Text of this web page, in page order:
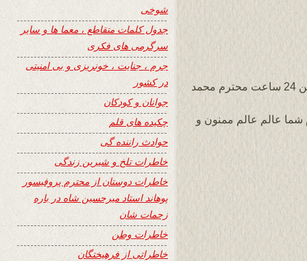
دورد به استاد بزرگوار رهبر خردمند سایت وزین 24 ساعت محترم محمد
شما عالم عالم ممنون و
شوخی
جدول کلمات متقاطع ، معما ها و سایر
سرگرمی های فکری
جرم ، جنایت ، خونریزی و بی امنیتی
در کشور
جوانان و کودکان
چکیده های قلم
حوادث راننده گی
خاطرات تلخ و شیرین زندگی
خاطرات دوستان از محترم پروفیسور
پوهاند استاد میرحسین شاه در باره
زحمات شان
خاطرات وطن
خاطراتی از فرهیختگان